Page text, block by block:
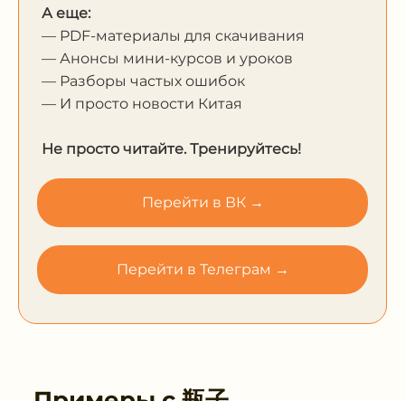
А еще:
— PDF-материалы для скачивания
— Анонсы мини-курсов и уроков
— Разборы частых ошибок
— И просто новости Китая
Не просто читайте. Тренируйтесь!
Перейти в ВК →
Перейти в Телеграм →